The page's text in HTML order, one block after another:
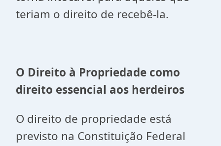
teriam o direito de recebê-la.
O Direito à Propriedade como
direito essencial aos herdeiros
O direito de propriedade está
previsto na Constituição Federal